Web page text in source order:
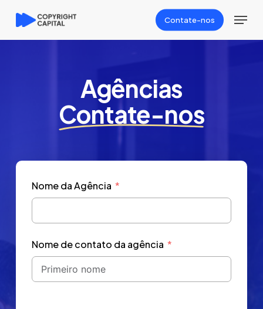
main
Contate-nos Menu
Agências
Contate-nos
Nome da Agência
Nome de contato da agência
Close